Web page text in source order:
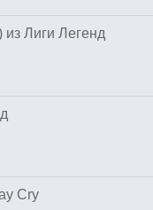
Лиги Легенд
Cry